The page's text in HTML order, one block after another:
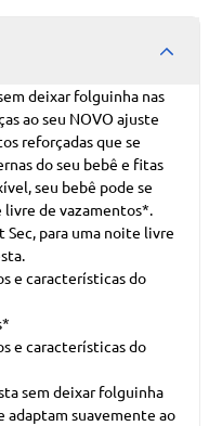
deixar folguinha nas
ao seu NOVO ajuste
reforçadas que se
do seu bebê e fitas
seu bebê pode se
livre de vazamentos*.
Sec, para uma noite livre
e características do
e características do
sem deixar folguinha
adaptam suavemente ao